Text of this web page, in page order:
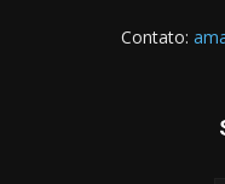
Contato: